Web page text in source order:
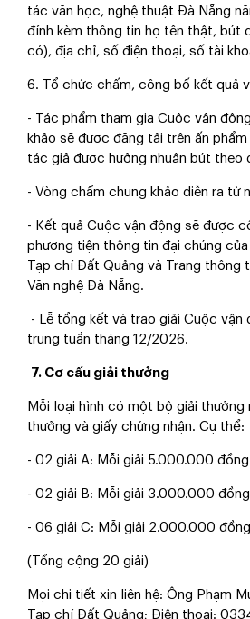
tác văn học, nghệ thuật Đà Nẵng
đính kèm thông tin họ tên thật, bút
có), địa chỉ, số điện thoại, số tài
6. Tổ chức chấm, công bố kết quả
- Tác phẩm tham gia Cuộc vận
khảo sẽ được đăng tải trên ấn
tác giả được hưởng nhuận bút theo
- Vòng chấm chung khảo diễn ra từ
- Kết quả Cuộc vận động sẽ được
phương tiện thông tin đại chúng
Tạp chí Đất Quảng và Trang thông
Văn nghệ Đà Nẵng.
- Lễ tổng kết và trao giải Cuộc vận
trung tuần tháng 12/2026.
7. Cơ cấu giải thưởng
Mỗi loại hình có một bộ giải thưởng
thưởng và giấy chứng nhận. Cụ thể:
- 02 giải A: Mỗi giải 5.000.000
- 02 giải B: Mỗi giải 3.000.000
- 06 giải C: Mỗi giải 2.000.000
(Tổng cộng 20 giải)
Mọi chi tiết xin liên hệ: Ông Phạm
Tạp chí Đất Quảng; Điện thoại: